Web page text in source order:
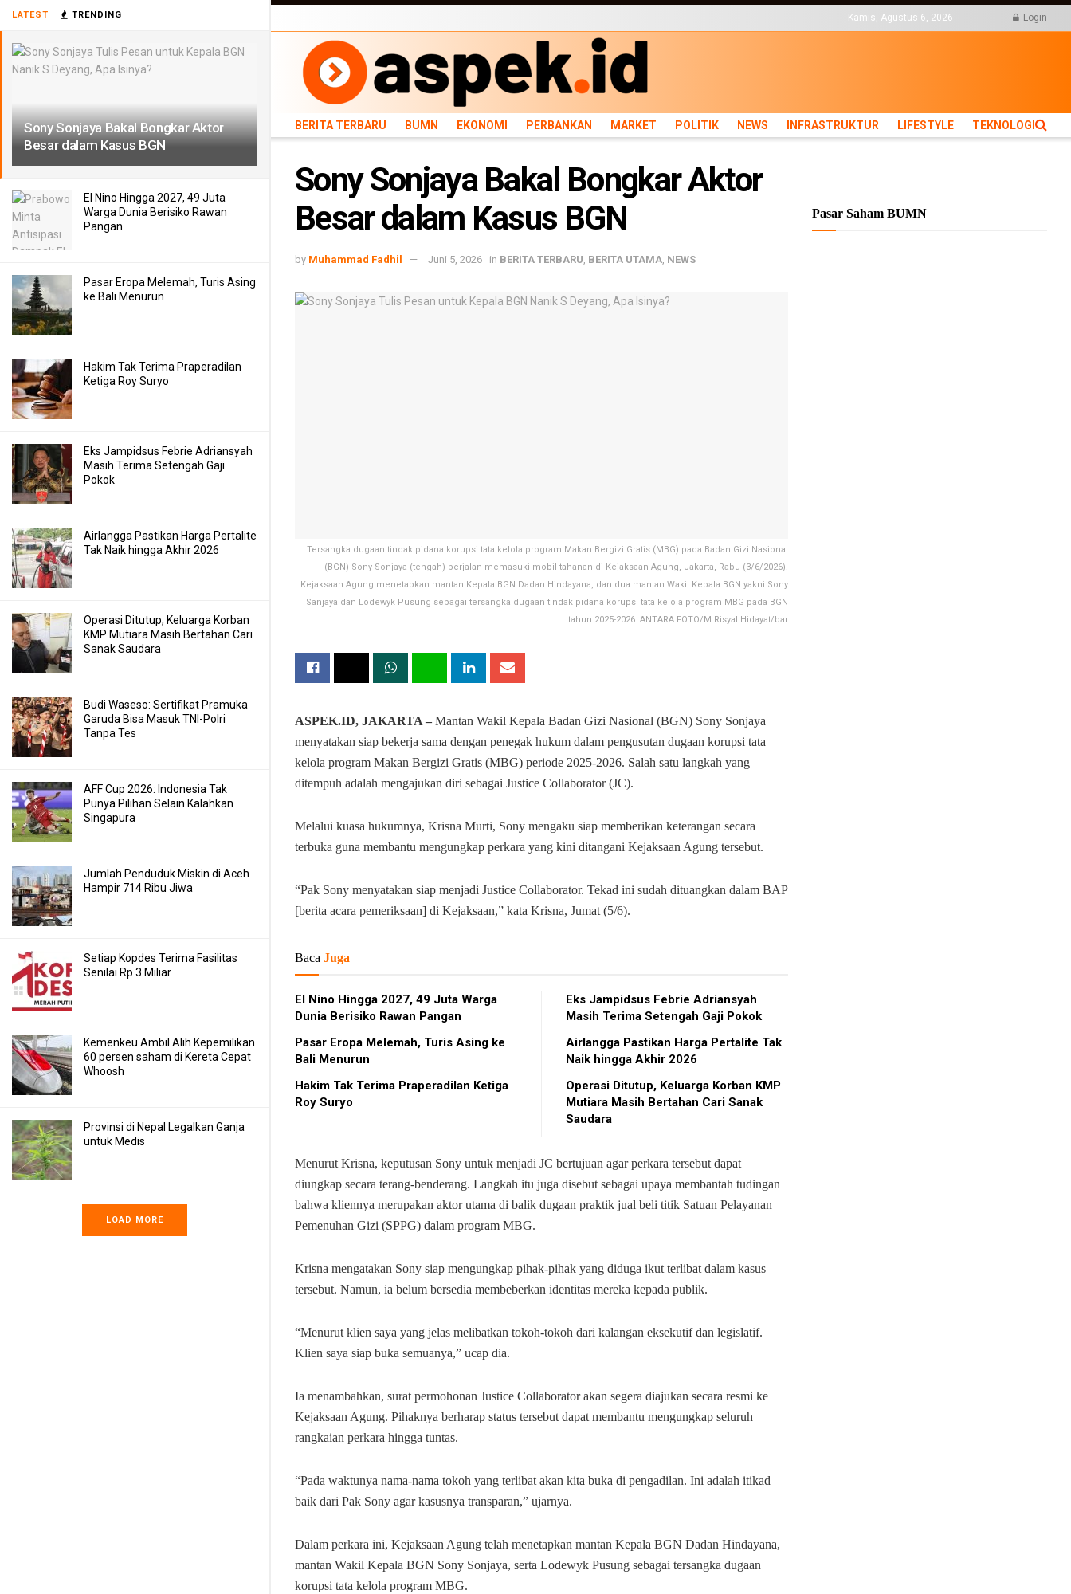
LATEST TRENDING
Sony Sonjaya Bakal Bongkar Aktor
Besar dalam Kasus BGN
El Nino Hingga 2027, 49 Juta
Warga Dunia Berisiko Rawan
Pangan
Pasar Eropa Melemah, Turis Asing
ke Bali Menurun
Hakim Tak Terima Praperadilan
Ketiga Roy Suryo
Eks Jampidsus Febrie Adriansyah
Masih Terima Setengah Gaji
Pokok
Airlangga Pastikan Harga Pertalite
Tak Naik hingga Akhir 2026
Operasi Ditutup, Keluarga Korban
KMP Mutiara Masih Bertahan Cari
Sanak Saudara
Budi Waseso: Sertifikat Pramuka
Garuda Bisa Masuk TNI-Polri
Tanpa Tes
AFF Cup 2026: Indonesia Tak
Punya Pilihan Selain Kalahkan
Singapura
Jumlah Penduduk Miskin di Aceh
Hampir 714 Ribu Jiwa
Setiap Kopdes Terima Fasilitas
Senilai Rp 3 Miliar
Kemenkeu Ambil Alih Kepemilikan
60 persen saham di Kereta Cepat
Whoosh
Provinsi di Nepal Legalkan Ganja
untuk Medis
LOAD MORE
BERITA TERBARU BUMN EKONOMI PERBANKAN MARKET POLITIK NEWS INFRASTRUKTUR LIFESTYLE
TEKNOLOGI
Kamis, Agustus 6, 2026 Login
BERITA TERBARU BUMN EKONOMI PERBANKAN MARKET POLITIK NEWS INFRASTRUKTUR LIFESTYLE TEKNOLOGI
Sony Sonjaya Bakal Bongkar Aktor
Besar dalam Kasus BGN
by Muhammad Fadhil Juni 5, 2026 in BERITA TERBARU BERITA UTAMA NEWS
Tersangka dugaan tindak pidana korupsi tata kelola program Makan Bergizi Gratis (MBG) pada Badan Gizi Nasional
(BGN) Sony Sonjaya (tengah) berjalan memasuki mobil tahanan di Kejaksaan Agung, Jakarta, Rabu (3/6/2026).
Kejaksaan Agung menetapkan mantan Kepala BGN Dadan Hindayana, dan dua mantan Wakil Kepala BGN yakni Sony
Sanjaya dan Lodewyk Pusung sebagai tersangka dugaan tindak pidana korupsi tata kelola program MBG pada BGN
tahun 2025-2026. ANTARA FOTO/M Risyal Hidayat/bar
ASPEK.ID, JAKARTA – Mantan Wakil Kepala Badan Gizi Nasional (BGN) Sony Sonjaya
menyatakan siap bekerja sama dengan penegak hukum dalam pengusutan dugaan korupsi tata
kelola program Makan Bergizi Gratis (MBG) periode 2025-2026. Salah satu langkah yang
ditempuh adalah mengajukan diri sebagai Justice Collaborator (JC).
Melalui kuasa hukumnya, Krisna Murti, Sony mengaku siap memberikan keterangan secara
terbuka guna membantu mengungkap perkara yang kini ditangani Kejaksaan Agung tersebut.
“Pak Sony menyatakan siap menjadi Justice Collaborator. Tekad ini sudah dituangkan dalam BAP
[berita acara pemeriksaan] di Kejaksaan,” kata Krisna, Jumat (5/6).
Baca Juga
El Nino Hingga 2027, 49 Juta Warga
Dunia Berisiko Rawan Pangan
Pasar Eropa Melemah, Turis Asing ke
Bali Menurun
Hakim Tak Terima Praperadilan Ketiga
Roy Suryo
Eks Jampidsus Febrie Adriansyah
Masih Terima Setengah Gaji Pokok
Airlangga Pastikan Harga Pertalite Tak
Naik hingga Akhir 2026
Operasi Ditutup, Keluarga Korban KMP
Mutiara Masih Bertahan Cari Sanak
Saudara
Menurut Krisna, keputusan Sony untuk menjadi JC bertujuan agar perkara tersebut dapat
diungkap secara terang-benderang. Langkah itu juga disebut sebagai upaya membantah tudingan
bahwa kliennya merupakan aktor utama di balik dugaan praktik jual beli titik Satuan Pelayanan
Pemenuhan Gizi (SPPG) dalam program MBG.
Krisna mengatakan Sony siap mengungkap pihak-pihak yang diduga ikut terlibat dalam kasus
tersebut. Namun, ia belum bersedia membeberkan identitas mereka kepada publik.
“Menurut klien saya yang jelas melibatkan tokoh-tokoh dari kalangan eksekutif dan legislatif.
Klien saya siap buka semuanya,” ucap dia.
Ia menambahkan, surat permohonan Justice Collaborator akan segera diajukan secara resmi ke
Kejaksaan Agung. Pihaknya berharap status tersebut dapat membantu mengungkap seluruh
rangkaian perkara hingga tuntas.
“Pada waktunya nama-nama tokoh yang terlibat akan kita buka di pengadilan. Ini adalah itikad
baik dari Pak Sony agar kasusnya transparan,” ujarnya.
Dalam perkara ini, Kejaksaan Agung telah menetapkan mantan Kepala BGN Dadan Hindayana,
mantan Wakil Kepala BGN Sony Sonjaya, serta Lodewyk Pusung sebagai tersangka dugaan
korupsi tata kelola program MBG.
Pasar Saham BUMN